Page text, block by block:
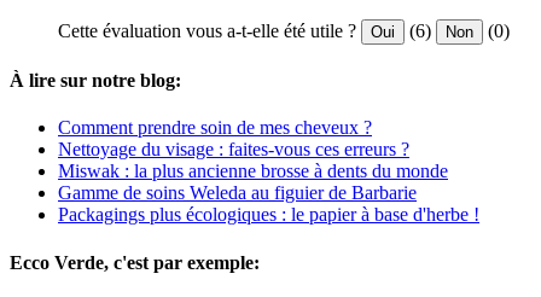
Cette évaluation vous a-t-elle été utile ? Oui (6) Non (0)
À lire sur notre blog:
Comment prendre soin de mes cheveux ?
Nettoyage du visage : faites-vous ces erreurs ?
Miswak : la plus ancienne brosse à dents du monde
Gamme de soins Weleda au figuier de Barbarie
Packagings plus écologiques : le papier à base d'herbe !
Ecco Verde, c'est par exemple: